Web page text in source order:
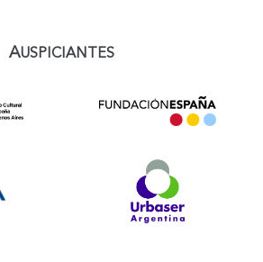
AUSPICIANTES